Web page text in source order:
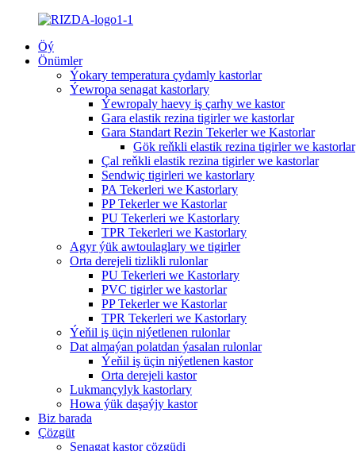
Öý
Önümler
Ýokary temperatura çydamly kastorlar
Ýewropa senagat kastorlary
Ýewropaly haevy iş çarhy we kastor
Gara elastik rezina tigirler we kastorlar
Gara Standart Rezin Tekerler we Kastorlar
Gök reňkli elastik rezina tigirler we kastorlar
Çal reňkli elastik rezina tigirler we kastorlar
Sendwiç tigirleri we kastorlary
PA Tekerleri we Kastorlary
PP Tekerler we Kastorlar
PU Tekerleri we Kastorlary
TPR Tekerleri we Kastorlary
Agyr ýük awtoulaglary we tigirler
Orta derejeli tizlikli rulonlar
PU Tekerleri we Kastorlary
PVC tigirler we kastorlar
PP Tekerler we Kastorlar
TPR Tekerleri we Kastorlary
Ýeňil iş üçin niýetlenen rulonlar
Dat almaýan polatdan ýasalan rulonlar
Ýeňil iş üçin niýetlenen kastor
Orta derejeli kastor
Lukmançylyk kastorlary
Howa ýük daşaýjy kastor
Biz barada
Çözgüt
Senagat kastor çözgüdi